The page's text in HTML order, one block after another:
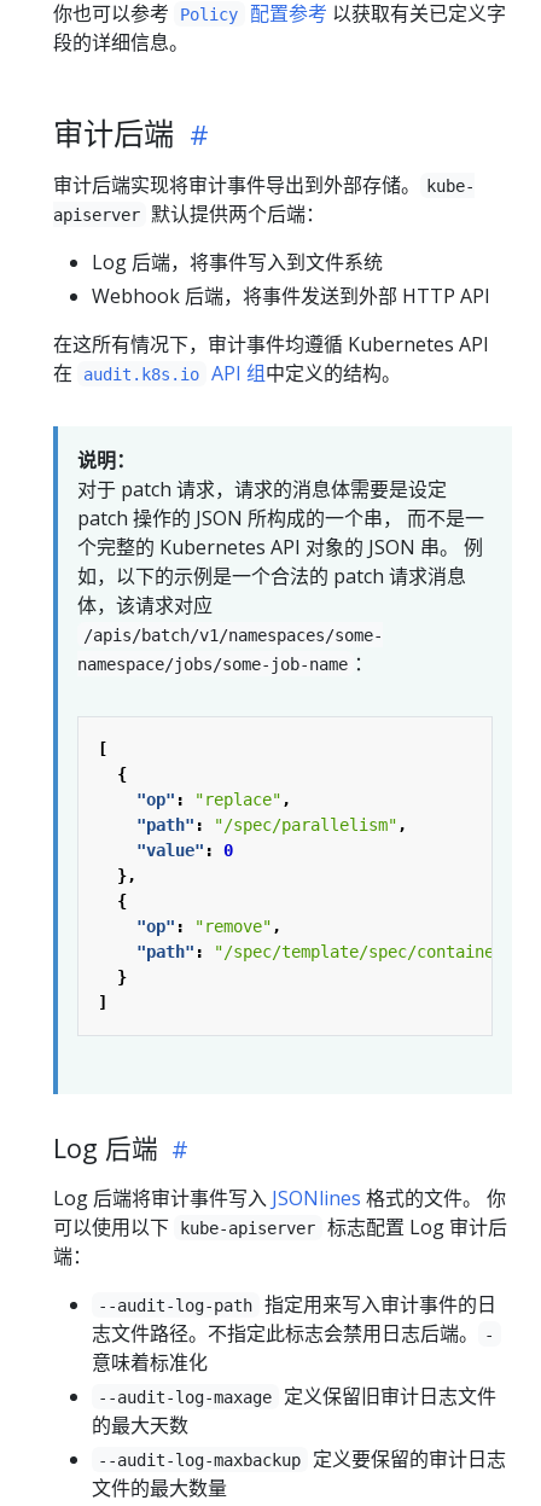
你也可以参考
Policy 配置参考 以获取有关已定义字
段的详细信息。
审计后端
审计后端实现将审计事件导出到外部存储。
kube-
apiserver
默认提供两个后端：
Log 后端，将事件写入到文件系统
Webhook 后端，将事件发送到外部 HTTP API
在这所有情况下，审计事件均遵循 Kubernetes API
在
audit.k8s.io API 组中定义的结构。
说明：
对于 patch 请求，请求的消息体需要是设定
patch 操作的 JSON 所构成的一个串， 而不是一
个完整的 Kubernetes API 对象的 JSON 串。 例
如，以下的示例是一个合法的 patch 请求消息
体，该请求对应
/apis/batch/v1/namespaces/some-
namespace/jobs/some-job-name ：
[
{
"op" : "replace" ,
"path" : "/spec/parallelism" ,
"value" :
0
},
{
"op" : "remove" ,
"path" :
"/spec/template/spec/containers/
}
]
Log 后端
Log 后端将审计事件写入 JSONlines 格式的文件。 你
可以使用以下
kube-apiserver
标志配置 Log 审计后
端：
--audit-log-path
指定用来写入审计事件的日
志文件路径。不指定此标志会禁用日志后端。
-
意味着标准化
--audit-log-maxage
定义保留旧审计日志文件
的最大天数
--audit-log-maxbackup
定义要保留的审计日志
文件的最大数量